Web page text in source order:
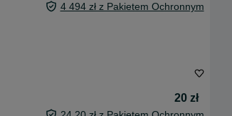
4 494 zł z Pakietem Ochronnym
20 zł